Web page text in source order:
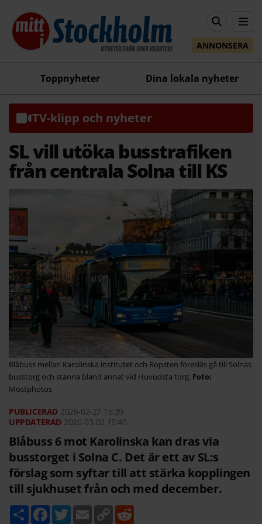
ANNONSERA
Toppnyheter Dina lokala nyheter
TV-klipp och nyheter
SL vill utöka busstrafiken
från centrala Solna till KS
Blåbuss mellan Karolinska institutet och Ropsten föreslås gå till Solnas
busstorg och stanna bland annat vid Huvudsta torg.
Mostphotos
2026-02-27 15:39
2026-03-02 15:40
Blåbuss 6 mot Karolinska kan dras via
busstorget i Solna C. Det är ett av SL:s
förslag som syftar till att stärka kopplingen
till sjukhuset från och med december.
D
e
F T
w
E
m
C
o